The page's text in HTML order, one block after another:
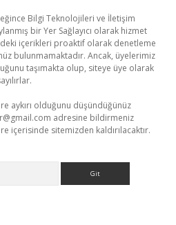
Bilgi Teknolojileri ve İletişim
bir Yer Sağlayıcı olarak hizmet
içerikleri proaktif olarak denetleme
bulunmamaktadır. Ancak, üyelerimiz
taşımakta olup, siteye üye olarak
aykırı olduğunu düşündüğünüz
adresine bildirmeniz
içerisinde sitemizden kaldırılacaktır.